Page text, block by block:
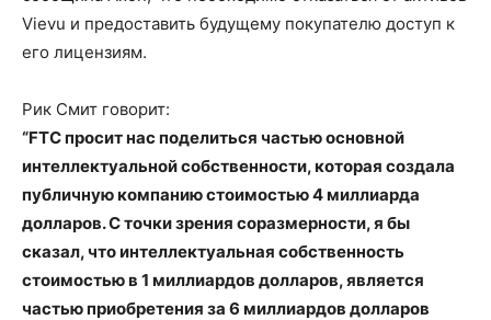
Vievu и предоставить будущему покупателю доступ к
его лицензиям.
Рик Смит говорит:
“FTC просит нас поделиться частью основной
интеллектуальной собственности, которая создала
публичную компанию стоимостью 4 миллиарда
долларов. С точки зрения соразмерности, я бы
сказал, что интеллектуальная собственность
стоимостью в 1 миллиардов долларов, является
частью приобретения за 6 миллиардов долларов